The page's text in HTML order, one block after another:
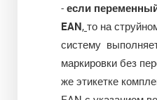
- если
EAN, то на
систему
маркировки без
же этикетке